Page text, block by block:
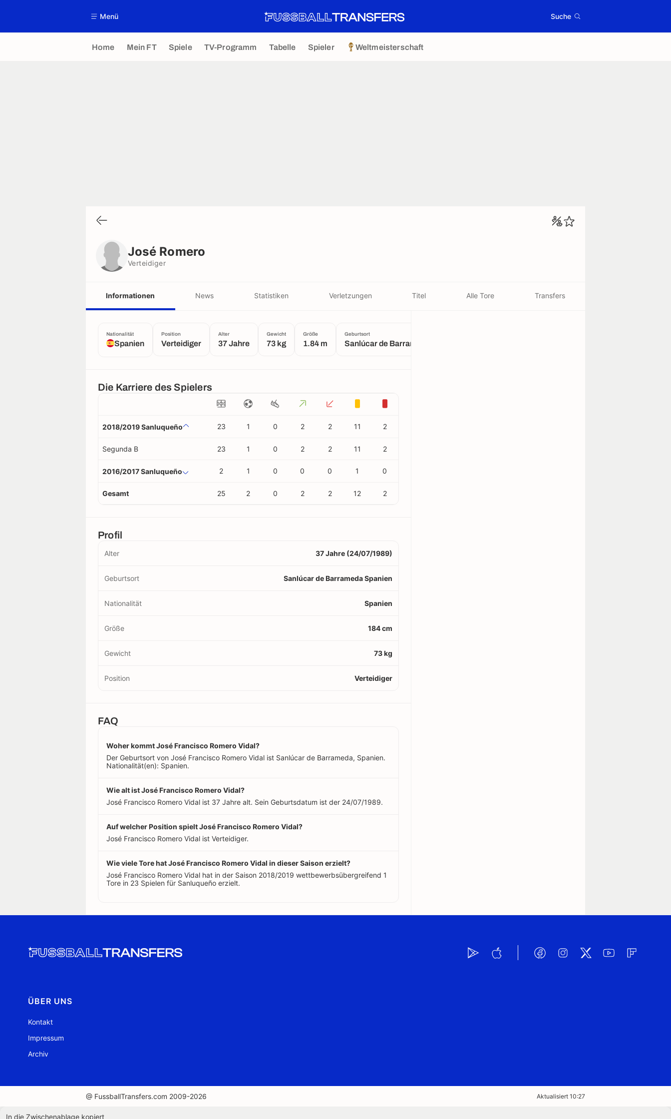
Menü Suche
Home Mein FT Spiele TV-Programm Tabelle Spieler Weltmeisterschaft
José Romero
Verteidiger
Informationen News Statistiken Verletzungen Titel Alle Tore Transfers
Nationalität
Spanien
Position
Verteidiger
Alter
37 Jahre
Gewicht
73 kg
Größe
1.84 m
Geburtsort
Sanlúcar de Barrameda
Die Karriere des Spielers
2018/2019 Sanluqueño 23 1 0 2 2 11 2
Segunda B 23 1 0 2 2 11 2
2016/2017 Sanluqueño 2 1 0 0 0 1 0
Gesamt 25 2 0 2 2 12 2
Profil
Alter 37 Jahre (24/07/1989)
Geburtsort Sanlúcar de Barrameda Spanien
Nationalität Spanien
Größe 184 cm
Gewicht 73 kg
Position Verteidiger
FAQ
Woher kommt José Francisco Romero Vidal?
Der Geburtsort von José Francisco Romero Vidal ist Sanlúcar de Barrameda, Spanien.
Nationalität(en): Spanien.
Wie alt ist José Francisco Romero Vidal?
José Francisco Romero Vidal ist 37 Jahre alt. Sein Geburtsdatum ist der 24/07/1989.
Auf welcher Position spielt José Francisco Romero Vidal?
José Francisco Romero Vidal ist Verteidiger.
Wie viele Tore hat José Francisco Romero Vidal in dieser Saison erzielt?
José Francisco Romero Vidal hat in der Saison 2018/2019 wettbewerbsübergreifend 1
Tore in 23 Spielen für Sanluqueño erzielt.
ÜBER UNS
Kontakt
Impressum
Archiv
@ FussballTransfers.com 2009-2026 Aktualisiert 10:27
In die Zwischenablage kopiert